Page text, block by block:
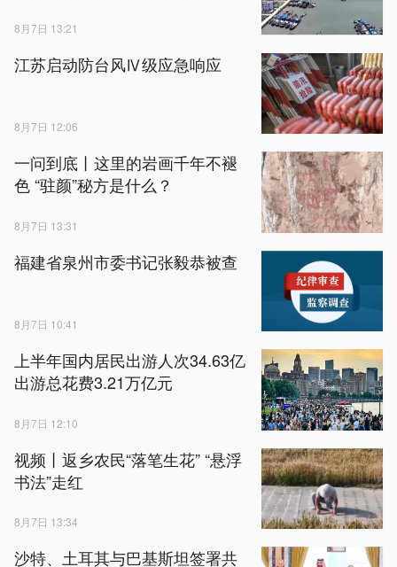
8月7日 13:21
江苏启动防台风Ⅳ级应急响应
8月7日 12:06
一问到底丨这里的岩画千年不褪
色 “驻颜”秘方是什么？
8月7日 13:31
福建省泉州市委书记张毅恭被查
8月7日 10:41
上半年国内居民出游人次34.63亿
出游总花费3.21万亿元
8月7日 12:10
视频丨返乡农民“落笔生花” “悬浮
书法”走红
8月7日 13:34
沙特、土耳其与巴基斯坦签署共